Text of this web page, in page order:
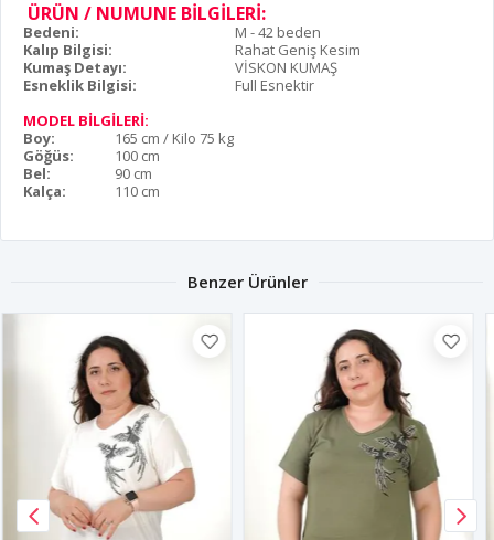
ÜRÜN / NUMUNE BİLGİLERİ:
Bedeni:
M - 42 beden
Kalıp Bilgisi:
Rahat Geniş Kesim
Kumaş Detayı:
VİSKON KUMAŞ
Esneklik Bilgisi:
Full Esnektir
MODEL BİLGİLERİ:
Boy:
165 cm / Kilo 75 kg
Göğüs:
100 cm
Bel:
90 cm
Kalça:
110 cm
Benzer Ürünler